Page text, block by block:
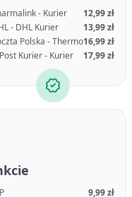
- Kurier
12,99 zł
- DHL Kurier
13,99 zł
Polska - Thermo16,99 zł
Kurier - Kurier
17,99 zł
9,99 zł